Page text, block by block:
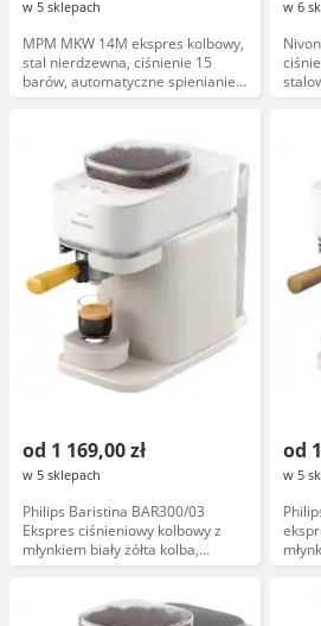
w 5 sklepach
MPM MKW 14M ekspres kolbowy,
stal nierdzewna, ciśnienie 15
barów, automatyczne spienianie
mleka
w 6
od 1 169,00 zł
w 5 sklepach
Philips Baristina BAR300/03
Ekspres ciśnieniowy kolbowy z
młynkiem biały żółta kolba,
mleczna biel
od
w 5